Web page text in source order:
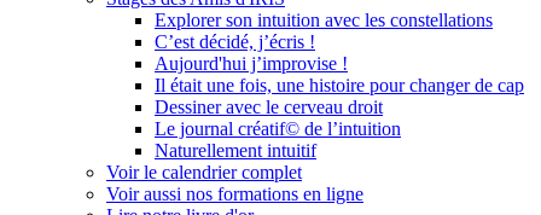
Explorer son intuition avec les constellations
C’est décidé, j’écris !
Aujourd'hui j’improvise !
Il était une fois, une histoire pour changer de cap
Dessiner avec le cerveau droit
Le journal créatif© de l’intuition
Naturellement intuitif
Voir le calendrier complet
Voir aussi nos formations en ligne